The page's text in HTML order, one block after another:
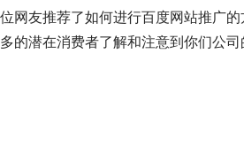
友推荐了如何进行百度网站推广的
的潜在消费者了解和注意到你们公